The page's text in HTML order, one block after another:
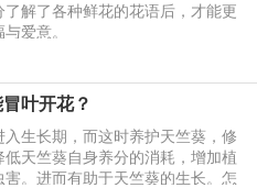
解了各种鲜花的花语后，才能更
爱意。
叶开花？
生长期，而这时养护天竺葵，修
天竺葵自身养分的消耗，增加植
。进而有助于天竺葵的生长。怎